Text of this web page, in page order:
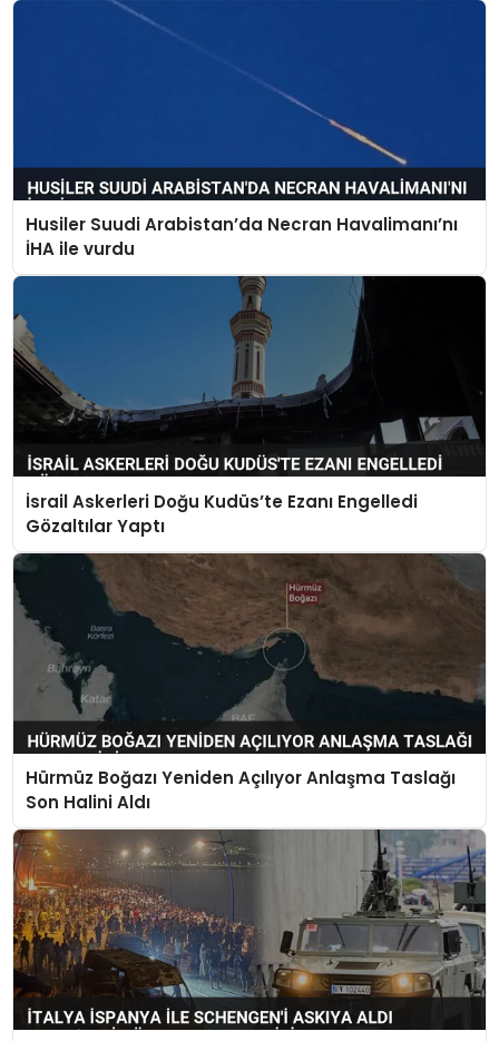
Husiler Suudi Arabistan’da Necran Havalimanı’nı
İHA ile vurdu
İsrail Askerleri Doğu Kudüs’te Ezanı Engelledi
Gözaltılar Yaptı
Hürmüz Boğazı Yeniden Açılıyor Anlaşma Taslağı
Son Halini Aldı